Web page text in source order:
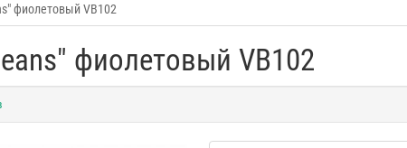
фиолетовый VB102
фиолетовый VB102